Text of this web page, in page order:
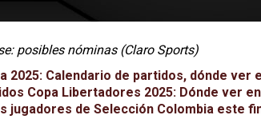
posibles nóminas (Claro Sports)
2025: Calendario de partidos, dónde
Copa Libertadores 2025: Dónde ver
jugadores de Selección Colombia este